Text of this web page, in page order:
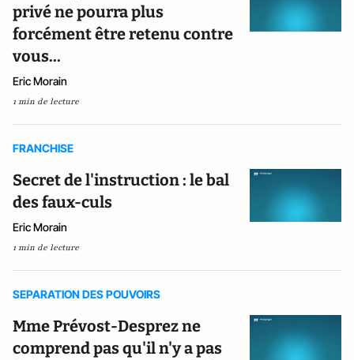
privé ne pourra plus
forcément être retenu contre
vous...
Eric Morain
1 min de lecture
FRANCHISE
Secret de l'instruction : le bal
des faux-culs
Eric Morain
1 min de lecture
SEPARATION DES POUVOIRS
Mme Prévost-Desprez ne
comprend pas qu'il n'y a pas